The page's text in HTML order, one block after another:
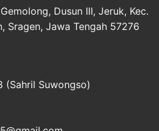
Dusun III, Jeruk, Kec.
Sragen, Jawa Tengah 57276
Suwongso)